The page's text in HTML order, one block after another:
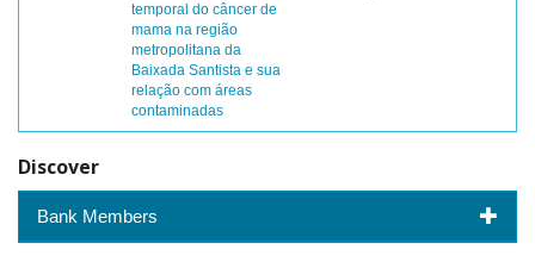
temporal do câncer de
mama na região
metropolitana da
Baixada Santista e sua
relação com áreas
contaminadas
Discover
Bank Members